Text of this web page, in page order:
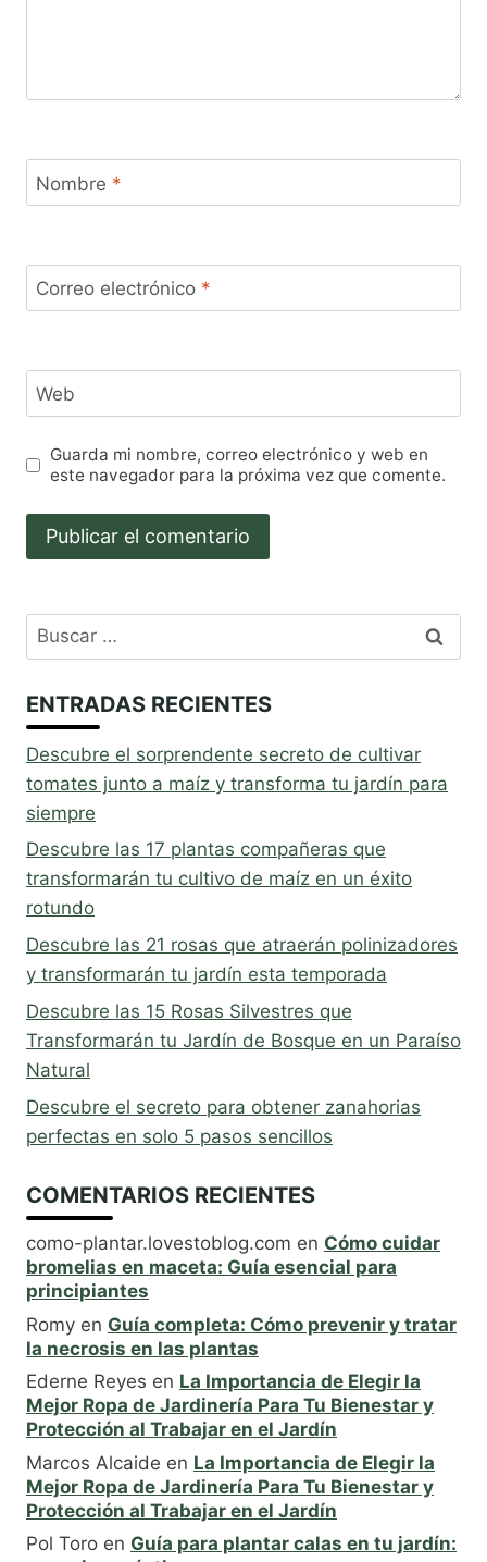
Nombre *
Correo electrónico *
Web
Guarda mi nombre, correo electrónico y web en
este navegador para la próxima vez que comente.
Buscar:
ENTRADAS RECIENTES
Descubre el sorprendente secreto de cultivar
tomates junto a maíz y transforma tu jardín para
siempre
Descubre las 17 plantas compañeras que
transformarán tu cultivo de maíz en un éxito
rotundo
Descubre las 21 rosas que atraerán polinizadores
y transformarán tu jardín esta temporada
Descubre las 15 Rosas Silvestres que
Transformarán tu Jardín de Bosque en un Paraíso
Natural
Descubre el secreto para obtener zanahorias
perfectas en solo 5 pasos sencillos
COMENTARIOS RECIENTES
como-plantar.lovestoblog.com en Cómo cuidar
bromelias en maceta: Guía esencial para
principiantes
Romy en Guía completa: Cómo prevenir y tratar
la necrosis en las plantas
Ederne Reyes en La Importancia de Elegir la
Mejor Ropa de Jardinería Para Tu Bienestar y
Protección al Trabajar en el Jardín
Marcos Alcaide en La Importancia de Elegir la
Mejor Ropa de Jardinería Para Tu Bienestar y
Protección al Trabajar en el Jardín
Pol Toro en Guía para plantar calas en tu jardín: